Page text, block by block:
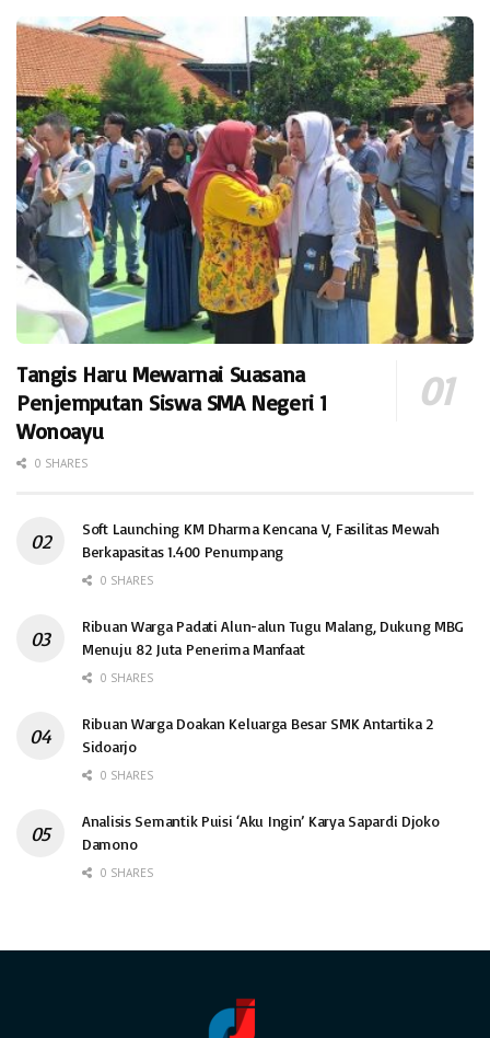
Tangis Haru Mewarnai Suasana
Penjemputan Siswa SMA Negeri 1
Wonoayu
0 SHARES
Soft Launching KM Dharma Kencana V, Fasilitas Mewah
Berkapasitas 1.400 Penumpang
0 SHARES
Ribuan Warga Padati Alun-alun Tugu Malang, Dukung MBG
Menuju 82 Juta Penerima Manfaat
0 SHARES
Ribuan Warga Doakan Keluarga Besar SMK Antartika 2
Sidoarjo
0 SHARES
Analisis Semantik Puisi ‘Aku Ingin’ Karya Sapardi Djoko
Damono
0 SHARES